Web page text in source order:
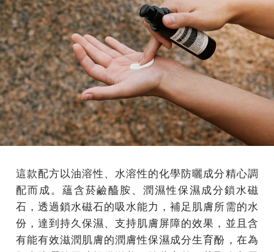
這款配方以油溶性、水溶性的化學防曬成分精心調
配而成。蘊含菸鹼醯胺、潤濕性保濕成分鎖水磁
石，透過鎖水磁石的吸水能力，補足肌膚所需的水
份，達到持久保濕、支持肌膚屏障的效果，並且含
有能有效滋潤肌膚的潤膚性保濕成分生育酚，在為